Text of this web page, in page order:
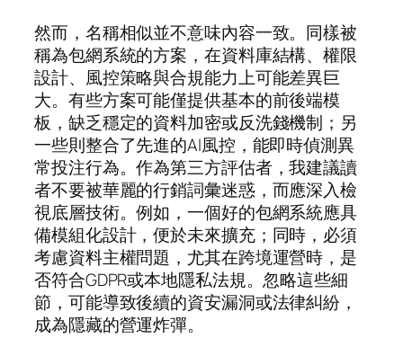
然而，名稱相似並不意味內容一致。同樣被
稱為包網系統的方案，在資料庫結構、權限
設計、風控策略與合規能力上可能差異巨
大。有些方案可能僅提供基本的前後端模
板，缺乏穩定的資料加密或反洗錢機制；另
一些則整合了先進的AI風控，能即時偵測異
常投注行為。作為第三方評估者，我建議讀
者不要被華麗的行銷詞彙迷惑，而應深入檢
視底層技術。例如，一個好的包網系統應具
備模組化設計，便於未來擴充；同時，必須
考慮資料主權問題，尤其在跨境運營時，是
否符合GDPR或本地隱私法規。忽略這些細
節，可能導致後續的資安漏洞或法律糾紛，
成為隱藏的營運炸彈。